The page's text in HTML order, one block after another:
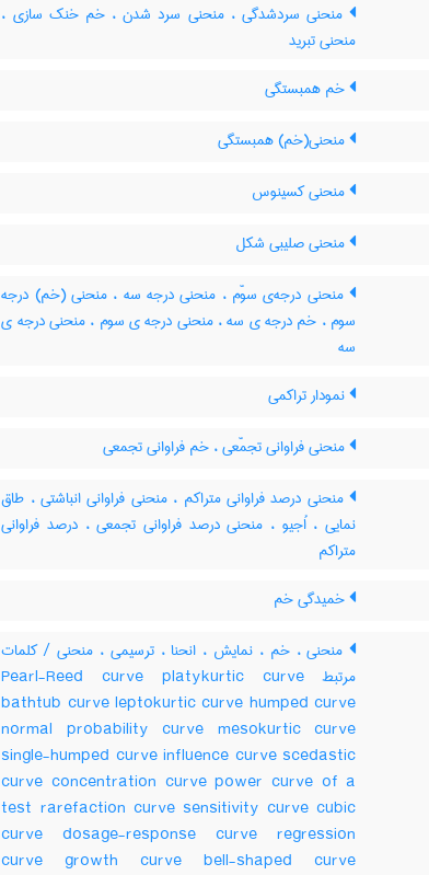
منحنی سردشدگی ، منحنی سرد شدن ، خم خنک سازی ،
منحنی تبرید
خم همبستگی
منحنی(خم) همبستگی
منحنی کسینوس
منحنی صلیبی شکل
منحنی درجه‌ی سوّم ، منحنی درجه سه ، منحنی (خم) درجه
سوم ، خم درجه ی سه ، منحنی درجه ی سوم ، منحنی درجه ی
سه
نمودار تراکمی
منحنی فراوانی تجمّعی ، خم فراوانی تجمعی
منحنی درصد فراوانی متراکم ، منحنی فراوانی انباشتی ، طاق
نمایی ، اُجیو ، منحنی درصد فراوانی تجمعی ، درصد فراوانی
متراکم
خمیدگی خم
منحنی ، خم ، نمایش ، انحنا ، ترسیمی ، منحنی / کلمات
مرتبط Pearl-Reed curve platykurtic curve
bathtub curve leptokurtic curve humped curve
normal probability curve mesokurtic curve
single-humped curve influence curve scedastic
curve concentration curve power curve of a
test rarefaction curve sensitivity curve cubic
curve dosage-response curve regression
curve growth curve bell-shaped curve